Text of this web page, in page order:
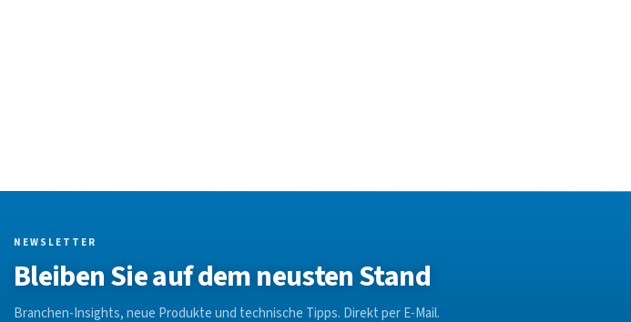
NEWSLETTER
Bleiben Sie auf dem neusten Stand
Branchen-Insights, neue Produkte und technische Tipps. Direkt per E-Mail.